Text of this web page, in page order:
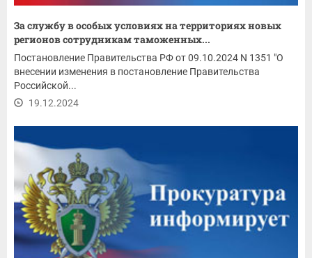
За службу в особых условиях на территориях новых
регионов сотрудникам таможенных...
Постановление Правительства РФ от 09.10.2024 N 1351 "О
внесении изменения в постановление Правительства
Российской...
19.12.2024